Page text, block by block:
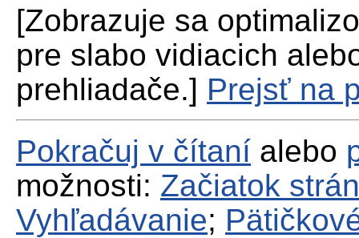
[Zobrazuje sa
pre slabo vidiacich
prehliadače.] Prejsť na
Pokračuj v čítaní alebo
možnosti: Začiatok
Vyhľadávanie;